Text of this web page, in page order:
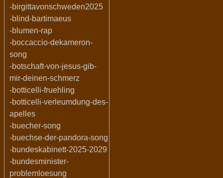
-birgittavonschweden2025
-blind-bartimaeus
-blumen-rap
-boccaccio-dekameron-
song
-botschaft-von-jesus-gib-
mir-deinen-schmerz
-botticelli-fruehling
-botticelli-verleumdung-des-
apelles
-buecher-song
-buechse-der-pandora-song
-bundeskabinett-2025-2029
-bundesminister-
problemloesung